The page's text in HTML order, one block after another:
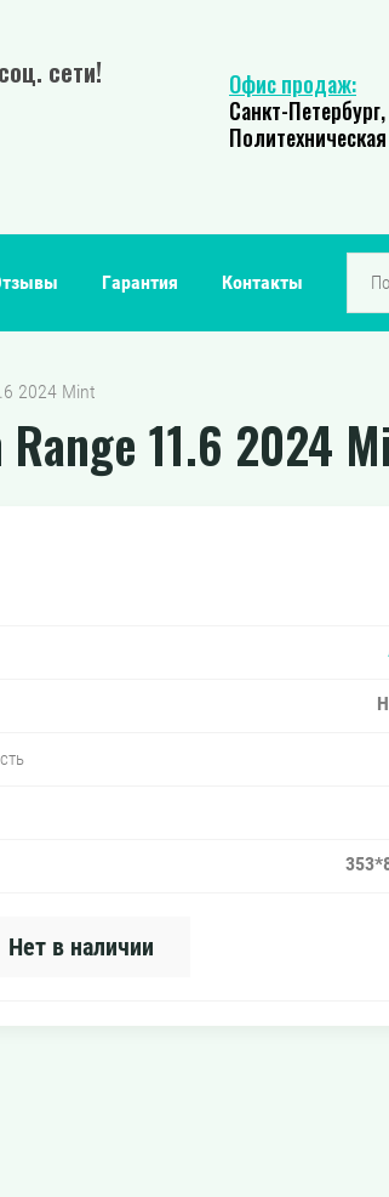
Гарантия Контакты
сети!
Офис продаж:
Санкт-Петербург,
2024 Mint
11.6 2024
Нет в наличии